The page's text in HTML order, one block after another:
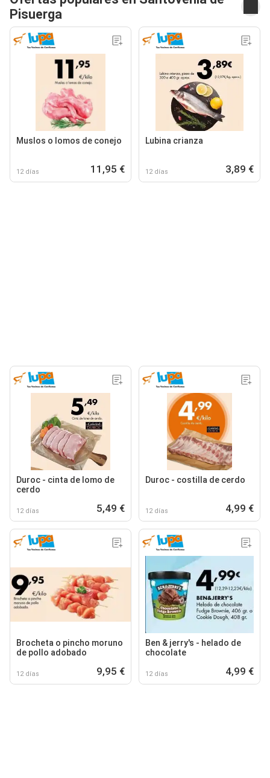
Pisuerga
Muslos o lomos de conejo
12 días 11,95 €
Lubina crianza
12 días 3,89 €
Duroc - cinta de lomo de
cerdo
12 días 5,49 €
Duroc - costilla de cerdo
12 días 4,99 €
Brocheta o pincho moruno
de pollo adobado
12 días 9,95 €
Ben & jerry's - helado de
chocolate
12 días 4,99 €